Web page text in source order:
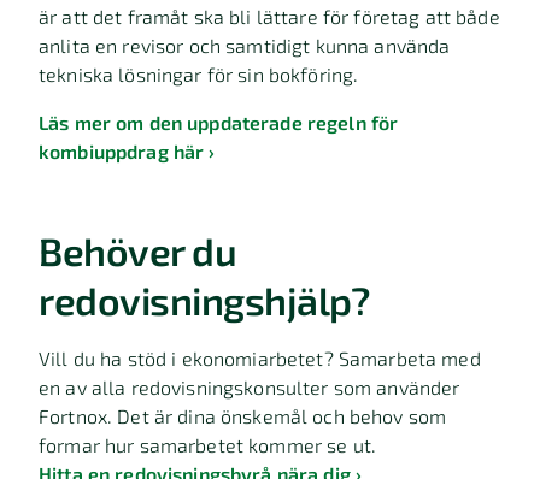
är att det framåt ska bli lättare för företag att både
anlita en revisor och samtidigt kunna använda
tekniska lösningar för sin bokföring.
Läs mer om den uppdaterade regeln för
kombiuppdrag här ›
Behöver du
redovisningshjälp?
Vill du ha stöd i ekonomiarbetet? Samarbeta med
en av alla redovisningskonsulter som använder
Fortnox. Det är dina önskemål och behov som
formar hur samarbetet kommer se ut.
Hitta en redovisningsbyrå nära dig ›